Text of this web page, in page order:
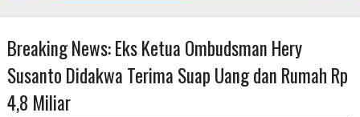
Breaking News: Eks Ketua Ombudsman Hery
Susanto Didakwa Terima Suap Uang dan Rumah Rp
4,8 Miliar